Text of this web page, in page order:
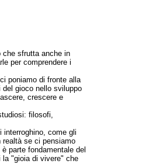
che sfrutta anche in
per comprendere i
poniamo di fronte alla
gioco nello sviluppo
crescere e
filosofi,
come gli
realtà se ci pensiamo
parte fondamentale del
la "gioia di vivere" che